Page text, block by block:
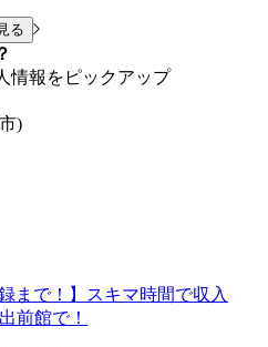
る
情報をピックアップ
)
まで！】スキマ時間で収入
前館で！